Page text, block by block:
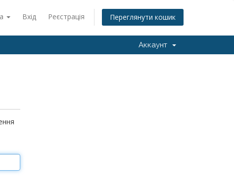
Вхід Реєстрація Переглянути кошик
Аккаунт